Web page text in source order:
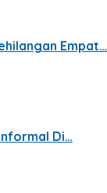
Empat…
Di…